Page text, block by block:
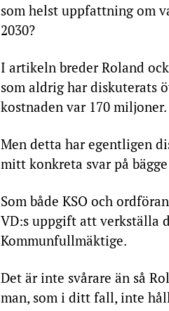
som helst uppfattning om
2030?
I artikeln breder Roland
som aldrig har diskuterats
kostnaden var 170 miljoner.
Men detta har egentligen
mitt konkreta svar på
Som både KSO och
VD:s uppgift att verkställa
Kommunfullmäktige.
Det är inte svårare än så
man, som i ditt fall, inte